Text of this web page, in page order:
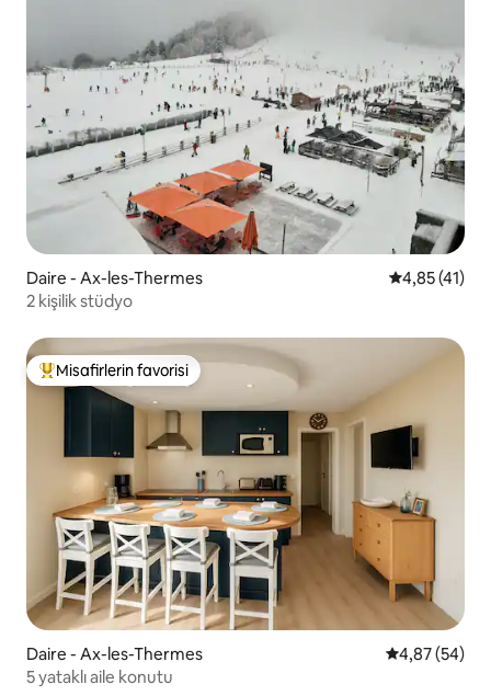
Daire - Ax-les-Thermes 5 üzerinden
4,85 (41)
2 kişilik stüdyo
Misafirlerin favorilerinden en beğenilenler arasında
Misafirlerin favorisi
Daire - Ax-les-Thermes 5 üzerinden
4,87 (54)
5 yataklı aile konutu